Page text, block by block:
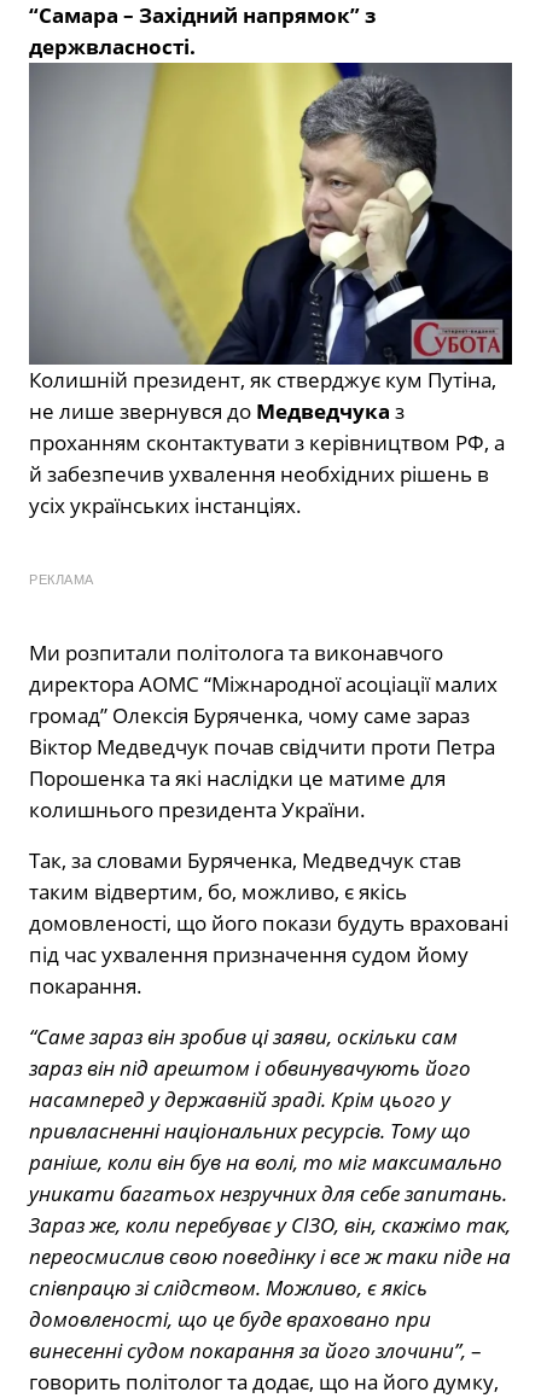
“Самара – Західний напрямок” з
держвласності.
Колишній президент, як стверджує кум Путіна,
не лише звернувся до Медведчука з
проханням сконтактувати з керівництвом РФ, а
й забезпечив ухвалення необхідних рішень в
усіх українських інстанціях.
РЕКЛАМА
Ми розпитали політолога та виконавчого
директора АОМС “Міжнародної асоціації малих
громад” Олексія Буряченка, чому саме зараз
Віктор Медведчук почав свідчити проти Петра
Порошенка та які наслідки це матиме для
колишнього президента України.
Так, за словами Буряченка, Медведчук став
таким відвертим, бо, можливо, є якісь
домовленості, що його покази будуть враховані
під час ухвалення призначення судом йому
покарання.
“Саме зараз він зробив ці заяви, оскільки сам
зараз він під арештом і обвинувачують його
насамперед у державній зраді. Крім цього у
привласненні національних ресурсів. Тому що
раніше, коли він був на волі, то міг максимально
уникати багатьох незручних для себе запитань.
Зараз же, коли перебуває у СІЗО, він, скажімо так,
переосмислив свою поведінку і все ж таки піде на
співпрацю зі слідством. Можливо, є якісь
домовленості, що це буде враховано при
винесенні судом покарання за його злочини”, –
говорить політолог та додає, що на його думку,